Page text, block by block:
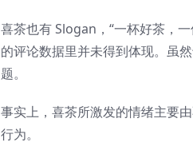
喜茶也有 Slogan，“一杯好茶，
的评论数据里并未得到体现。虽
题。
事实上，喜茶所激发的情绪主要
行为。